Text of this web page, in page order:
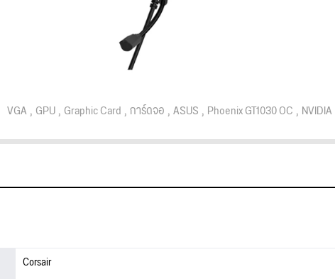
VGA GPU Graphic Card การ์ดจอ ASUS Phoenix GT1030 OC NVIDIA
Corsair